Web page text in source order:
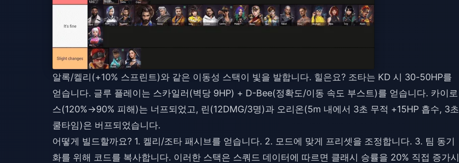
알록/켈리(+10% 스프린트)와 같은 이동성 스택이 빛을 발합니다. 힐은요? 조타는 KD 시 30-50HP를
얻습니다. 글루 플레이는 스카일러(벽당 9HP) + D-Bee(정확도/이동 속도 부스트)를 얻습니다. 카이로
스(120%→90% 피해)는 너프되었고, 린(12DMG/3명)과 오리온(5m 내에서 3초 무적 +15HP 흡수, 3초
쿨타임)은 버프되었습니다.
어떻게 빌드할까요? 1. 켈리/조타 패시브를 얻습니다. 2. 모드에 맞게 프리셋을 조정합니다. 3. 팀 동기
화를 위해 코드를 복사합니다. 이러한 스택은 스쿼드 데이터에 따르면 클래시 승률을 20% 직접 증가시